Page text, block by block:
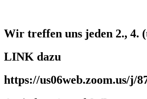
Wir treffen uns jeden 2., 4.
LINK dazu
https://us06web.zoom.us/j/